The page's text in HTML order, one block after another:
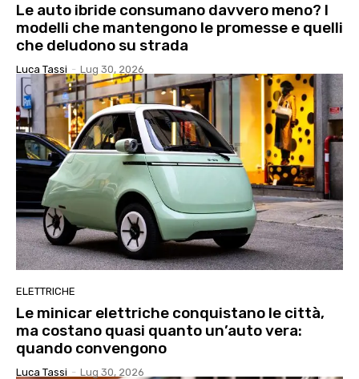
Le auto ibride consumano davvero meno? I
modelli che mantengono le promesse e quelli
che deludono su strada
Luca Tassi - Lug 30, 2026
ELETTRICHE
Le minicar elettriche conquistano le città,
ma costano quasi quanto un’auto vera:
quando convengono
Luca Tassi - Lug 30, 2026